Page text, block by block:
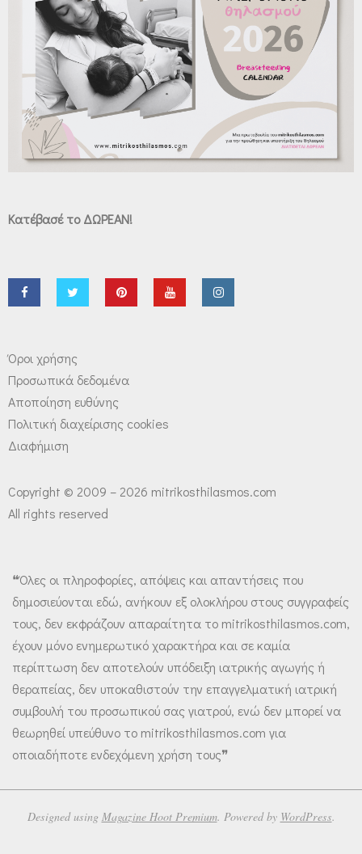
Κατέβασέ το ΔΩΡΕΑΝ!
Όροι χρήσης
Προσωπικά δεδομένα
Αποποίηση ευθύνης
Πολιτική διαχείρισης cookies
Διαφήμιση
Copyright © 2009 – 2026 mitrikosthilasmos.com
All rights reserved
❝Όλες οι πληροφορίες, απόψεις και απαντήσεις που
δημοσιεύονται εδώ, ανήκουν εξ ολοκλήρου στους συγγραφείς
τους, δεν εκφράζουν απαραίτητα το mitrikosthilasmos.com,
έχουν μόνο ενημερωτικό χαρακτήρα και σε καμία
περίπτωση δεν αποτελούν υπόδειξη ιατρικής αγωγής ή
θεραπείας, δεν υποκαθιστούν την επαγγελματική ιατρική
συμβουλή του προσωπικού σας γιατρού, ενώ δεν μπορεί να
θεωρηθεί υπεύθυνο το mitrikosthilasmos.com για
οποιαδήποτε ενδεχόμενη χρήση τους❞
Designed using Magazine Hoot Premium. Powered by WordPress.